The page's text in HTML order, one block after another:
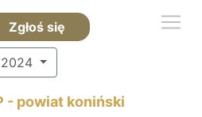
Zgłoś się
2024
- powiat koniński